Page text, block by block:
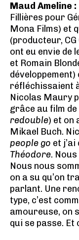
Maud Ameline :
Fillières pour
Mona Films) et
(producteur,
ont eu envie de
et Romain
développement)
réfléchissaient
Nicolas Maury
grâce au film de
redouble) et on
Mikael Buch.
people go et
Théodore.
Nous nous
on a su qu’on
parlant. Une
type, c’est
amoureuse, on
qui se passe. Et